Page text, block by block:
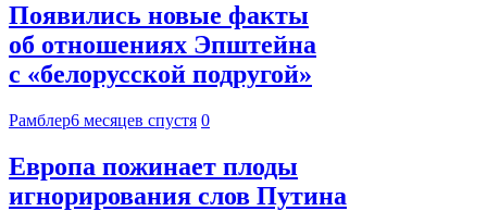
Появились новые факты
об отношениях Эпштейна
с «белорусской подругой»
Рамблер6 месяцев спустя 0
Европа пожинает плоды
игнорирования слов Путина